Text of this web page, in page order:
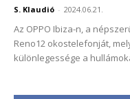
S. Klaudió - 2024.06.21.
Az OPPO Ibiza-n, a
Reno12 okostelefonját,
különlegessége a